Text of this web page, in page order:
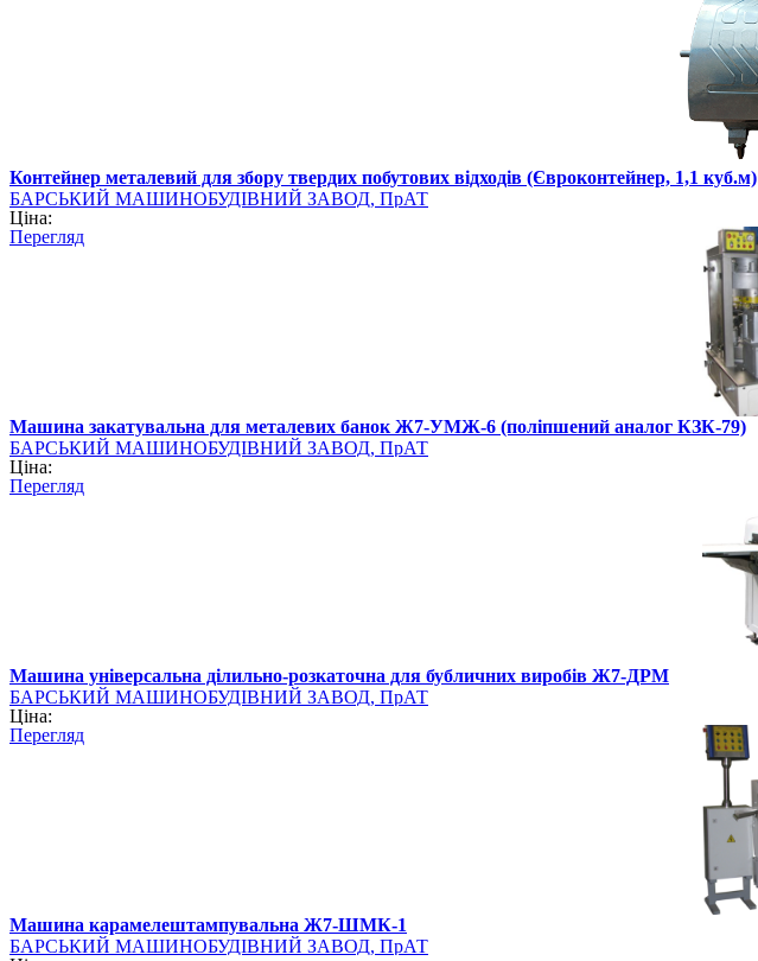
Контейнер металевий для збору твердих побутових відходів (Євроконтейнер, 1,1 куб.м)
БАРСЬКИЙ МАШИНОБУДІВНИЙ ЗАВОД, ПрАТ
Ціна:
Перегляд
Машина закатувальна для металевих банок Ж7-УМЖ-6 (поліпшений аналог КЗК-79)
БАРСЬКИЙ МАШИНОБУДІВНИЙ ЗАВОД, ПрАТ
Ціна:
Перегляд
Машина універсальна ділильно-розкаточна для бубличних виробів Ж7-ДРМ
БАРСЬКИЙ МАШИНОБУДІВНИЙ ЗАВОД, ПрАТ
Ціна:
Перегляд
Машина карамелештампувальна Ж7-ШМК-1
БАРСЬКИЙ МАШИНОБУДІВНИЙ ЗАВОД, ПрАТ